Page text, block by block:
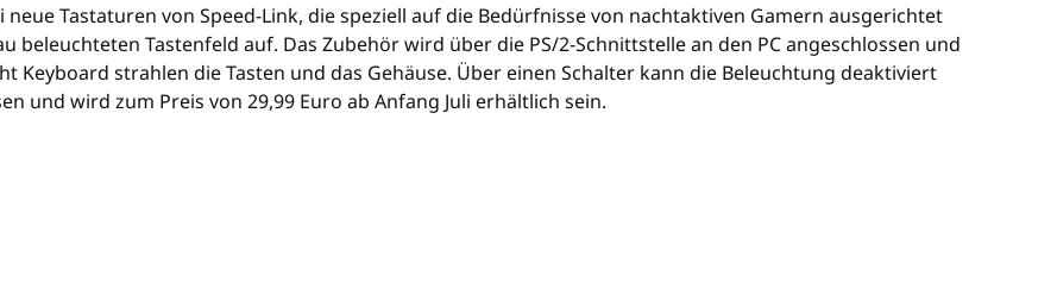
Tastaturen von Speed-Link, die speziell auf die Bedürfnisse von nachtaktiven Gamern ausgerichtet
beleuchteten Tastenfeld auf. Das Zubehör wird über die PS/2-Schnittstelle an den PC angeschlossen und
Keyboard strahlen die Tasten und das Gehäuse. Über einen Schalter kann die Beleuchtung deaktiviert
und wird zum Preis von 29,99 Euro ab Anfang Juli erhältlich sein.